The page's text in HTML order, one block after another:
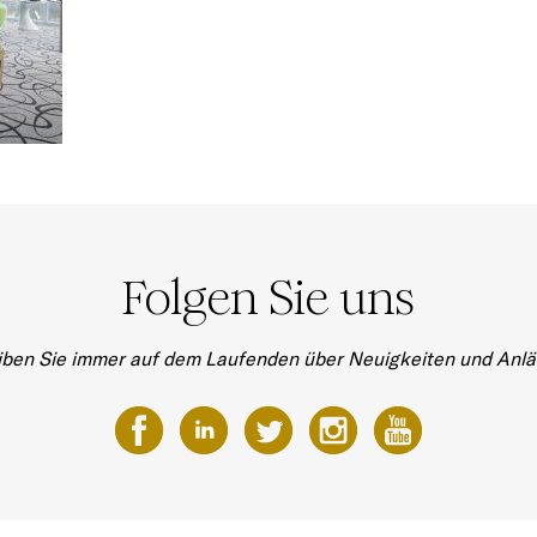
Folgen Sie uns
Sie immer auf dem Laufenden über Neuigkeiten und